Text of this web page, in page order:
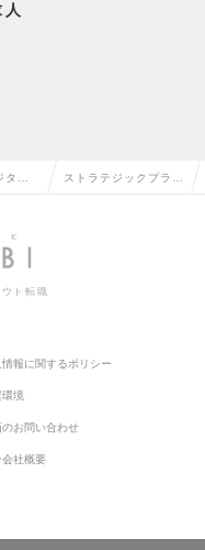
ル ストラテジックプラン
ト転職
情報に関するポリシー
境
のお問い合わせ
会社概要